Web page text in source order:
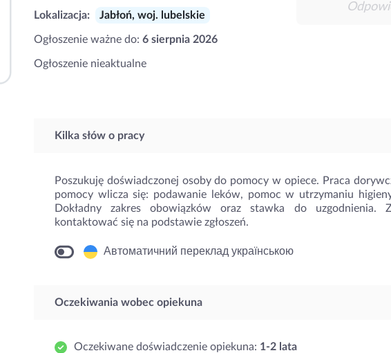
Lokalizacja: Jabłoń, woj. lubelskie
Ogłoszenie ważne do: 6 sierpnia 2026
Ogłoszenie nieaktualne
Kilka słów o pracy
Poszukuję doświadczonej osoby do pomocy w opiece. Praca
pomocy wlicza się: podawanie leków, pomoc w utrzymaniu
Dokładny zakres obowiązków oraz stawka do uzgodnienia.
kontaktować się na podstawie zgłoszeń.
Автоматичний переклад українською
Oczekiwania wobec opiekuna
Oczekiwane doświadczenie opiekuna: 1-2 lata